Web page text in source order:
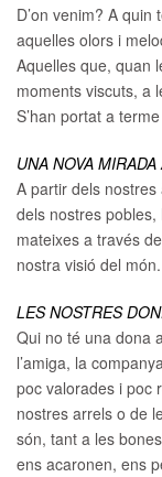
D’on venim? A
aquelles olors i
Aquelles que, quan
moments viscuts, a
S’han portat a
UNA NOVA
A partir dels
dels nostres
mateixes a través
nostra visió del món.
LES NOSTRES
Qui no té una dona
l’amiga, la
poc valorades i poc
nostres arrels o de
són, tant a les
ens acaronen, ens